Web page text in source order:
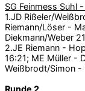
SG Feinmess Suhl
1.JD Rißeler/
Riemann/Löser -
Diekmann/Weber
2.JE Riemann -
16:21; ME Müller -
Weißbrodt/Simon -
Runde 2